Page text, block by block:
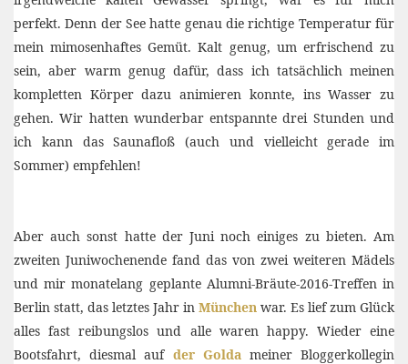
perfekt. Denn der See hatte genau die richtige Temperatur für
mein mimosenhaftes Gemüt. Kalt genug, um erfrischend zu
sein, aber warm genug dafür, dass ich tatsächlich meinen
kompletten Körper dazu animieren konnte, ins Wasser zu
gehen. Wir hatten wunderbar entspannte drei Stunden und
ich kann das Saunafloß (auch und vielleicht gerade im
Sommer) empfehlen!
Aber auch sonst hatte der Juni noch einiges zu bieten. Am
zweiten Juniwochenende fand das von zwei weiteren Mädels
und mir monatelang geplante Alumni-Bräute-2016-Treffen in
Berlin statt, das letztes Jahr in München war. Es lief zum Glück
alles fast reibungslos und alle waren happy. Wieder eine
Bootsfahrt, diesmal auf der Goldameiner Bloggerkollegin